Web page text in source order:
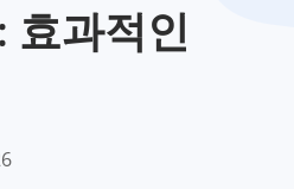
효과적인